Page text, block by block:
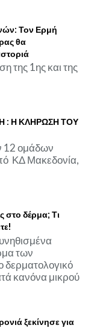
Τον Ερμή
θα
της 1ης και της
: Η ΚΛΗΡΩΣΗ ΤΟΥ
12 ομάδων
ΚΔ Μακεδονία,
στο δέρμα; Τι
των
δερματολογικό
κανόνα μικρού
ξεκίνησε για